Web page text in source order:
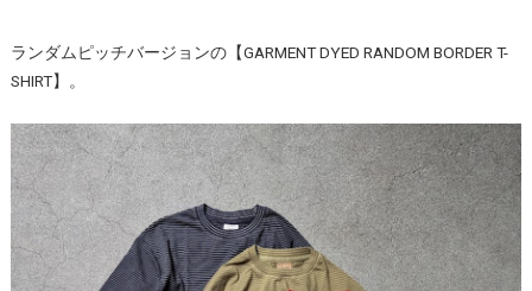
ランダムピッチバージョンの【GARMENT DYED RANDOM BORDER T-
SHIRT】。